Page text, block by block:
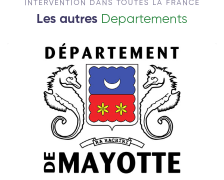
INTERVENTION DANS TOUTES LA FRANCE
Les autres Departements